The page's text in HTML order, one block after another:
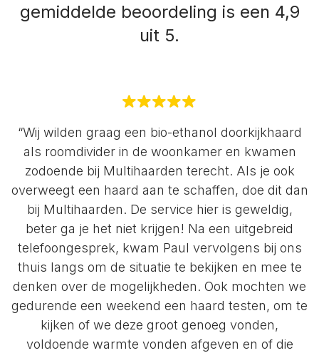
gemiddelde beoordeling is een 4,9
uit 5.
“Wij wilden graag een bio-ethanol doorkijkhaard
als roomdivider in de woonkamer en kwamen
zodoende bij Multihaarden terecht. Als je ook
overweegt een haard aan te schaffen, doe dit dan
bij Multihaarden. De service hier is geweldig,
beter ga je het niet krijgen! Na een uitgebreid
telefoongesprek, kwam Paul vervolgens bij ons
thuis langs om de situatie te bekijken en mee te
denken over de mogelijkheden. Ook mochten we
gedurende een weekend een haard testen, om te
kijken of we deze groot genoeg vonden,
voldoende warmte vonden afgeven en of die